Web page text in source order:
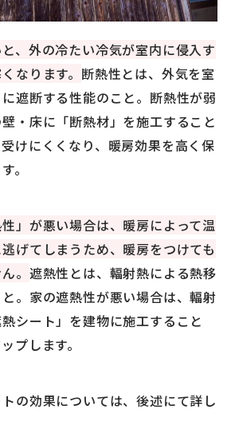
、外の冷たい冷気が室内に侵入す
なります。 断熱性とは、外気を室
遮断する性能のこと。断熱性が弱
・床に「断熱材」を施工すること
けにくくなり、暖房効果を高く保
。
」が悪い場合は、暖房によって温
げてしまうため、暖房をつけても
。 遮熱性とは、輻射熱による熱移
。 家の遮熱性が悪い場合は、輻射
シート」を建物に施工すること
プします。
の効果については、後述にて詳し